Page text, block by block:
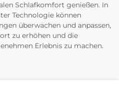
Schlafkomfort genießen. In
Technologie können
überwachen und anpassen,
zu erhöhen und die
Erlebnis zu machen.